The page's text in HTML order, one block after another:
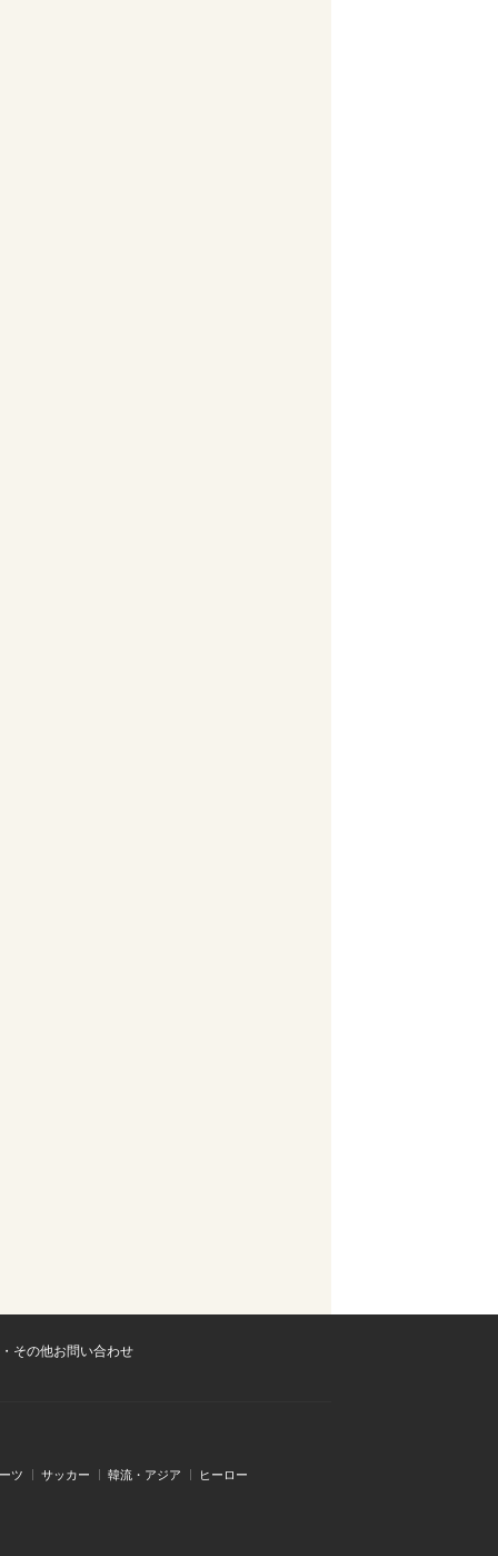
その他お問い合わせ
ツ サッカー 韓流・アジア ヒーロー